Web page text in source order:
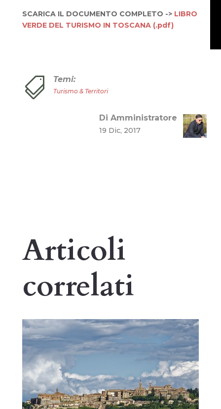
SCARICA IL DOCUMENTO COMPLETO -> LIBRO
VERDE DEL TURISMO IN TOSCANA (.pdf)
 Temi:
Turismo & Territori
Di Amministratore
19 Dic, 2017
Articoli
correlati